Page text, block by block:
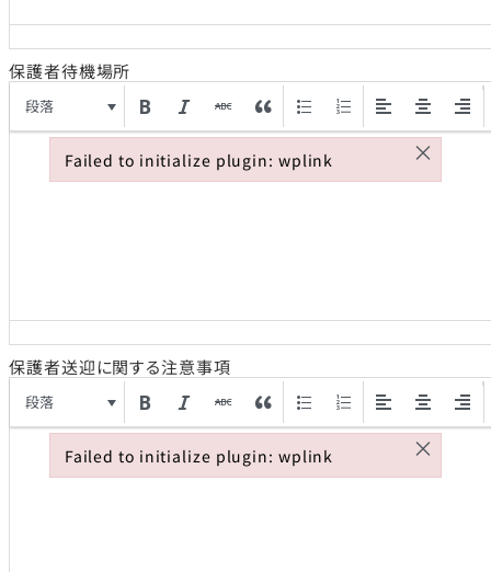
保護者待機場所
段落
保護者送迎に関する注意事項
段落
Failed to initialize plugin: wplink ×
Failed to initialize plugin: wplink
Failed to initialize plugin: wplink ×
Failed to initialize plugin: wplink